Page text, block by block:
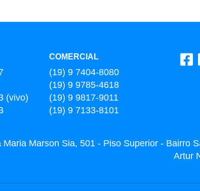
(vivo)
COMERCIAL
(19) 9 7404-8080
(19) 9 9785-4618
(19) 9 9817-9011
(19) 9 7133-8101
Maria Marson Sia, 501 - Piso Superior - Bairro
Artur